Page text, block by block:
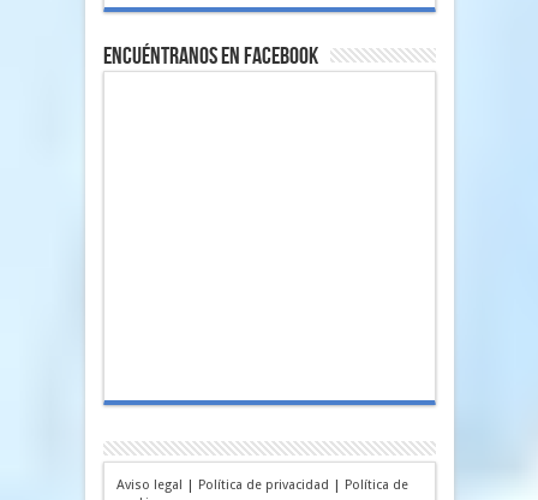
Encuéntranos en Facebook
Aviso legal | Política de privacidad | Política de